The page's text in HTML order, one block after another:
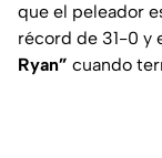
que el peleador
récord de 31-0 y
Ryan” cuando